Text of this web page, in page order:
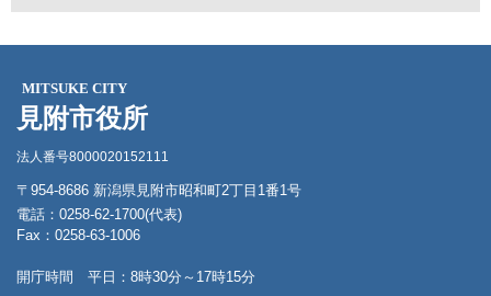
MITSUKE CITY
見附市役所
法人番号8000020152111
〒954-8686 新潟県見附市昭和町2丁目1番1号
電話：0258-62-1700(代表)
Fax：0258-63-1006
開庁時間 平日：8時30分～17時15分